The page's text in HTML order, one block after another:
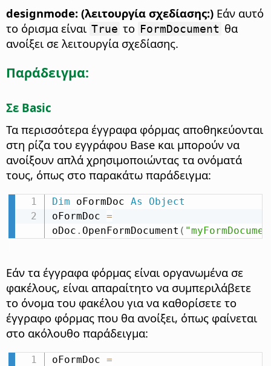
designmode: (λειτουργία σχεδίασης:) Εάν αυτό
το όρισμα είναι True το FormDocument θα
ανοίξει σε λειτουργία σχεδίασης.
Παράδειγμα:
Σε Basic
Τα περισσότερα έγγραφα φόρμας αποθηκεύονται
στη ρίζα του εγγράφου Base και μπορούν να
ανοίξουν απλά χρησιμοποιώντας τα ονόματά
τους, όπως στο παρακάτω παράδειγμα:
Dim oFormDoc As
Object
oFormDoc =
oDoc . OpenFormDocument (
Εάν τα έγγραφα φόρμας είναι οργανωμένα σε
φακέλους, είναι απαραίτητο να συμπεριλάβετε
το όνομα του φακέλου για να καθορίσετε το
έγγραφο φόρμας που θα ανοίξει, όπως φαίνεται
στο ακόλουθο παράδειγμα:
oFormDoc =